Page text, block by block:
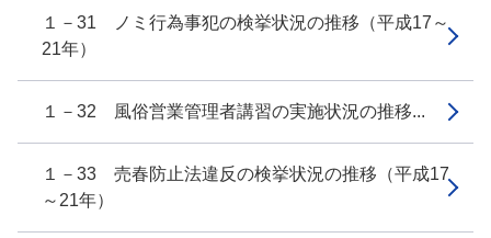
１－31 ノミ行為事犯の検挙状況の推移（平成17～
21年）
１－32 風俗営業管理者講習の実施状況の推移...
１－33 売春防止法違反の検挙状況の推移（平成17
～21年）